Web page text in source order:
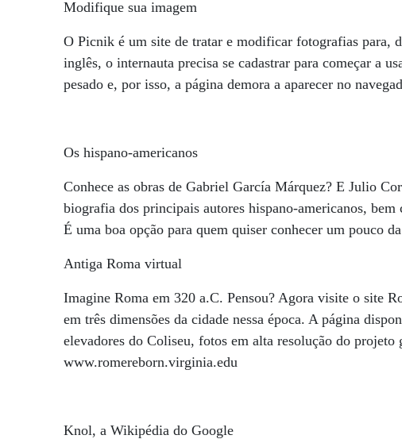
Modifique sua imagem
O Picnik é um site de tratar e modificar fotografias
inglês, o internauta precisa se cadastrar para começar a
pesado e, por isso, a página demora a aparecer no
Os hispano-americanos
Conhece as obras de Gabriel García Márquez? E Julio
biografia dos principais autores hispano-americanos,
É uma boa opção para quem quiser conhecer um pouco
Antiga Roma virtual
Imagine Roma em 320 a.C. Pensou? Agora visite o site
em três dimensões da cidade nessa época. A página
elevadores do Coliseu, fotos em alta resolução do
www.romereborn.virginia.edu
Knol, a Wikipédia do Google